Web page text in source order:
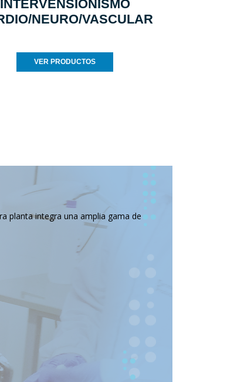
INTERVENSIONISMO
NEURO/VASCULAR
VER PRODUCTOS
planta integra una amplia gama de